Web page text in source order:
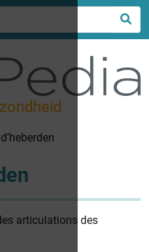
articulations des